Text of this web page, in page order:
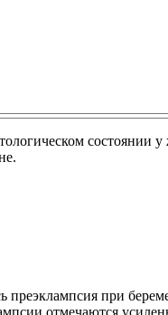
при
отмечаются